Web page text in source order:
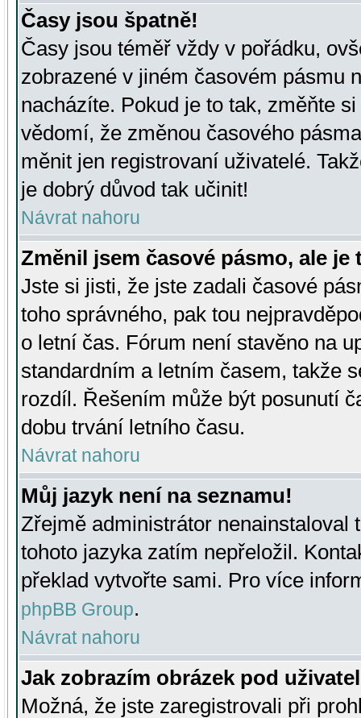
Časy jsou špatně!
Časy jsou téměř vždy v pořádku,
zobrazené v jiném časovém pásmu
nacházíte. Pokud je to tak, změňte
vědomí, že změnou časového
měnit jen registrovaní uživatelé.
je dobrý důvod tak učinit!
Návrat nahoru
Změnil jsem časové pásmo, ale je
Jste si jisti, že jste zadali časové
toho správného, pak tou
o letní čas. Fórum není stavěno na
standardním a letním časem, takže
rozdíl. Řešením může být posunutí
dobu trvání letního času.
Návrat nahoru
Můj jazyk není na seznamu!
Zřejmě administrátor nenainstaloval
tohoto jazyka zatím nepřeložil.
překlad vytvořte sami. Pro více
phpBB Group.
Návrat nahoru
Jak zobrazím obrázek pod
Možná, že jste zaregistrovali při